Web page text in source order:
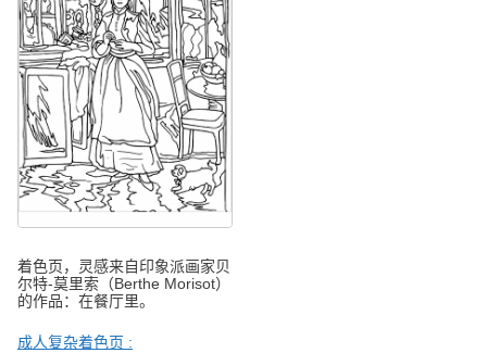
着色页，灵感来自印象派画家贝
尔特-莫里索（Berthe Morisot）
的作品：在餐厅里。
成人复杂着色页 :